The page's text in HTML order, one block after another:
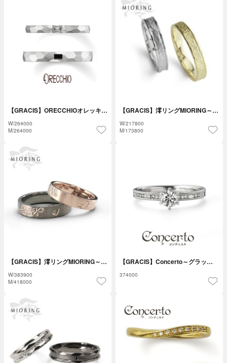
【GRACIS】ORECCHIOオレッキ…
W/264000
M/264000
【GRACIS】澪リングMIORING～…
W/217800
M/173800
【GRACIS】澪リングMIORING～…
W/383900
M/418000
【GRACIS】Concerto～グラッ…
374000